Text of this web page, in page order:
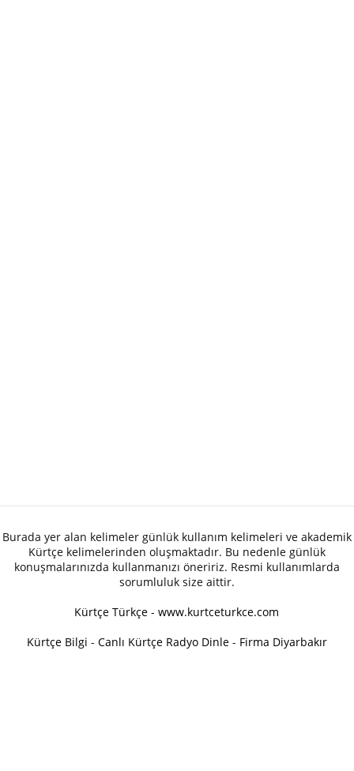
Burada yer alan kelimeler günlük kullanım kelimeleri ve akademik
Kürtçe kelimelerinden oluşmaktadır. Bu nedenle günlük
konuşmalarınızda kullanmanızı öneririz. Resmi kullanımlarda
sorumluluk size aittir.
Kürtçe Türkçe - www.kurtceturkce.com
Kürtçe Bilgi - Canlı Kürtçe Radyo Dinle - Firma Diyarbakır